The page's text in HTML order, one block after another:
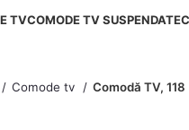
TVCOMODE TV SUSPENDATE
Comode tv Comodă TV,